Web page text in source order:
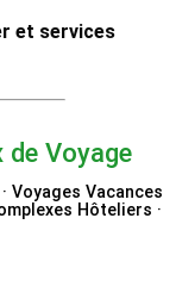
et services
Voyage
Voyages Vacances
Hôteliers ·